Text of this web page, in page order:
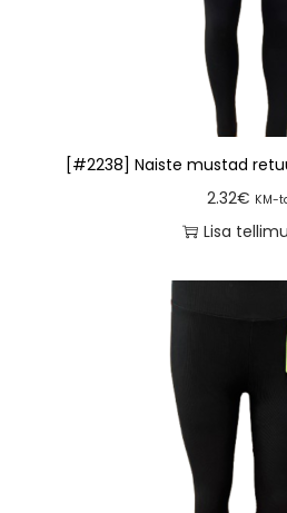
[#2238] Naiste mustad
2.32€ KM-
Lisa